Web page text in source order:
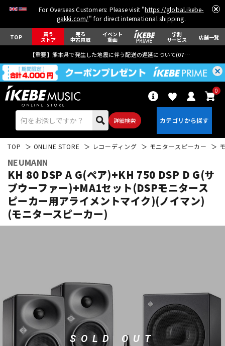
For Overseas Customers: Please visit "https://global.ikebe-
gakki.com/" for direct international shipping.
TOP 買う
ストア
売る
中古買取
イベント
動画
学割
サービス 店舗一覧
【重要】熊本県で発生した地震に伴う配送の遅延について(07月29日
詳細検索
0
エレキギター アコギ/エレアコ
キーボード 電子ピアノ
TOP ONLINE STORE レコーディング モニタースピーカー
NEUMANN
KH 80 DSP A G(ペア)+KH 750 DSP D G(サ
ブウーファー)+MA1セット(DSPモニタース
ピーカー用アライメントマイク)(ノイマン)
(モニタースピーカー)
SOLD OUT